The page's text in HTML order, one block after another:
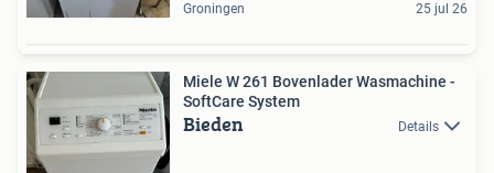
Groningen 25 jul 26
Miele W 261 Bovenlader Wasmachine -
SoftCare System
Bieden Details